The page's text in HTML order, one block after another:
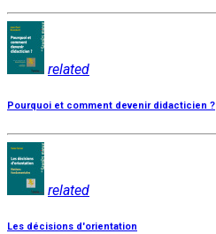
related
Pourquoi et comment devenir didacticien ?
related
Les décisions d'orientation